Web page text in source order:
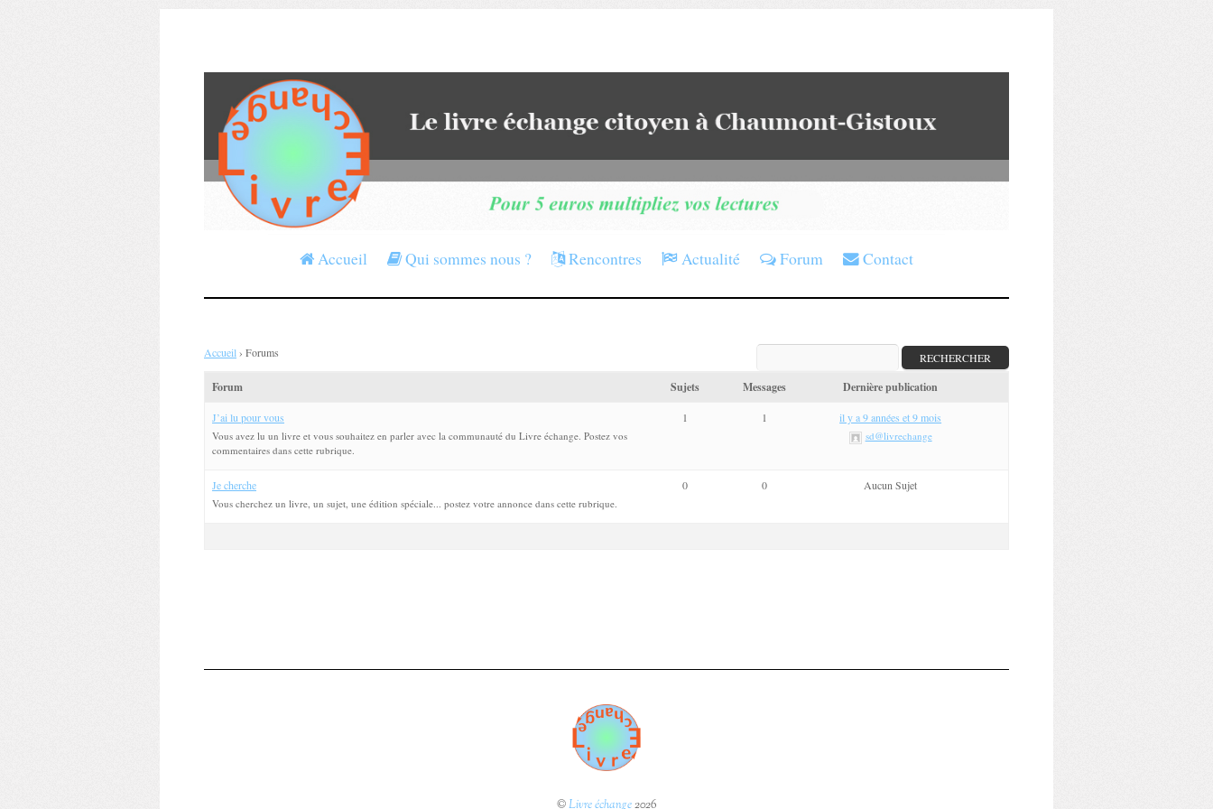
Accueil Qui sommes nous ? Rencontres Actualité Forum Contact
Accueil› Forums
Forum Sujets Messages Dernière publication
J’ai lu pour vous
Vous avez lu un livre et vous souhaitez en parler avec la communauté du Livre échange. Postez vos
commentaires dans cette rubrique.
1 1 il y a 9 années et 9 mois
sd@livrechange
Je cherche
Vous cherchez un livre, un sujet, une édition spéciale... postez votre annonce dans cette rubrique.
0 0 Aucun Sujet
©Livre échange2026